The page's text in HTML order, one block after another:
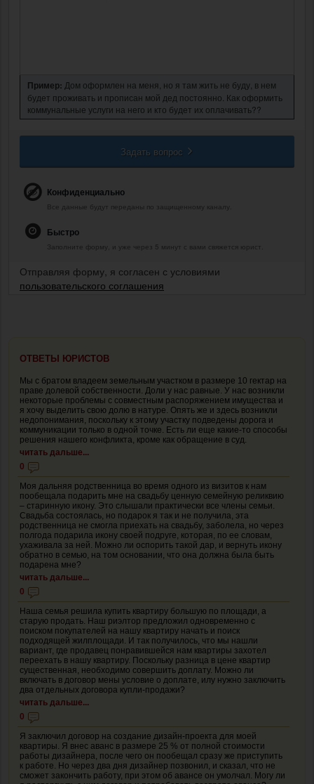
Пример: Дом оформлен на меня, но я там жить не буду, в нем
будет проживать и прописан мой дед постоянно. Как оформить
коммунальные услуги на него и кто будет их оплачивать??
Задать вопрос
Конфиденциально
Все данные будут переданы по защищенному каналу.
Быстро
Заполните форму, и уже через 5 минут с вами свяжется юрист.
Отправляя форму, я согласен с условиями
пользовательского соглашения
ОТВЕТЫ ЮРИСТОВ
Мы с братом владеем земельным участком в размере 10 гектар на
праве долевой собственности. Доли у нас равные. У нас возникли
некоторые проблемы с совместным распоряжением имущества и
я хочу выделить свою долю в натуре. Опять же и здесь возникли
недопонимания, поскольку к этому участку подведены дорога и
коммуникации только в одной точке. Есть ли еще какие-то способы
решения нашего конфликта, кроме как обращение в суд.
читать дальше...
0
Моя дальняя родственница во время одного из визитов к нам
пообещала подарить мне на свадьбу ценную семейную реликвию
– старинную икону. Это слышали практически все члены семьи.
Свадьба состоялась, но подарок я так и не получила, эта
родственница не смогла приехать на свадьбу, заболела, но через
полгода подарила икону своей подруге, которая, по ее словам,
ухаживала за ней. Можно ли оспорить такой дар, и вернуть икону
обратно в семью, на том основании, что она должна была быть
подарена мне?
читать дальше...
0
Наша семья решила купить квартиру большую по площади, а
старую продать. Наш риэлтор предложил одновременно с
поиском покупателей на нашу квартиру начать и поиск
подходящей жилплощади. И так получилось, что мы нашли
вариант, где продавец понравившейся нам квартиры захотел
переехать в нашу квартиру. Поскольку разница в цене квартир
существенная, необходимо совершить доплату. Можно ли
включать в договор мены условие о доплате, илу нужно заключить
два отдельных договора купли-продажи?
читать дальше...
0
Я заключил договор на создание дизайн-проекта для моей
квартиры. Я внес аванс в размере 25 % от полной стоимости
работы дизайнера, после чего он пообещал сразу же приступить
к работе. Но через два дня дизайнер позвонил, и сказал, что не
сможет закончить работу, при этом об авансе он умолчал. Могу ли